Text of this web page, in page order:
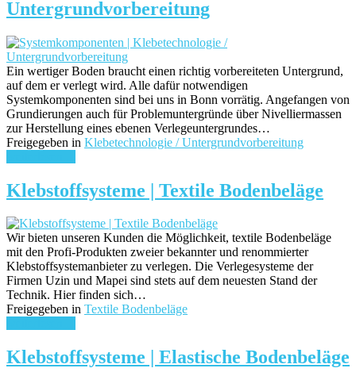
Untergrundvorbereitung
Ein wertiger Boden braucht einen richtig vorbereiteten Untergrund,
auf dem er verlegt wird. Alle dafür notwendigen
Systemkomponenten sind bei uns in Bonn vorrätig. Angefangen von
Grundierungen auch für Problemuntergründe über Nivelliermassen
zur Herstellung eines ebenen Verlegeuntergrundes…
Freigegeben in Klebetechnologie / Untergrundvorbereitung
Klebstoffsysteme | Textile Bodenbeläge
Wir bieten unseren Kunden die Möglichkeit, textile Bodenbeläge
mit den Profi-Produkten zweier bekannter und renommierter
Klebstoffsystemanbieter zu verlegen. Die Verlegesysteme der
Firmen Uzin und Mapei sind stets auf dem neuesten Stand der
Technik. Hier finden sich…
Freigegeben in Textile Bodenbeläge
Klebstoffsysteme | Elastische Bodenbeläge